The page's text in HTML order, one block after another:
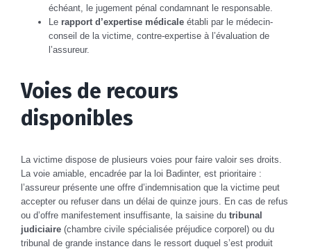
échéant, le jugement pénal condamnant le responsable.
Le rapport d’expertise médicale établi par le médecin-
conseil de la victime, contre-expertise à l’évaluation de
l’assureur.
Voies de recours
disponibles
La victime dispose de plusieurs voies pour faire valoir ses droits.
La voie amiable, encadrée par la loi Badinter, est prioritaire :
l’assureur présente une offre d’indemnisation que la victime peut
accepter ou refuser dans un délai de quinze jours. En cas de refus
ou d’offre manifestement insuffisante, la saisine du tribunal
judiciaire (chambre civile spécialisée préjudice corporel) ou du
tribunal de grande instance dans le ressort duquel s’est produit